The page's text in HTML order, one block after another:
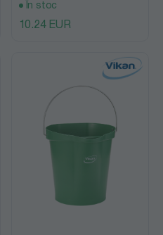
În stoc
10.24 EUR